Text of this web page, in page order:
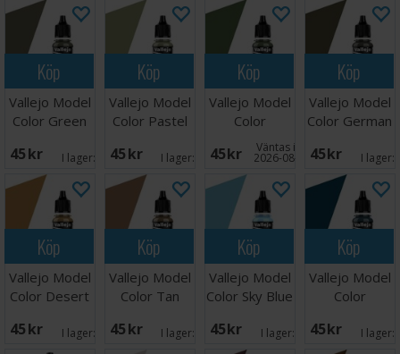
Köp
Vallejo Model
Color Green
45 SEK I lager:
Köp
Vallejo Model
Color Pastel
45 SEK I lager:
Köp
Vallejo Model
Color
Intermediate
Green
45 SEK Väntas in:
2026-08-27
Köp
Vallejo Model
Color German
WW2
45 SEK I lager:
Köp
Vallejo Model
Color Desert
45 SEK I lager:
Köp
Vallejo Model
Color Tan
45 SEK I lager:
Köp
Vallejo Model
Color Sky Blue
45 SEK I lager:
Köp
Vallejo Model
Color
17ml
45 SEK I lager: